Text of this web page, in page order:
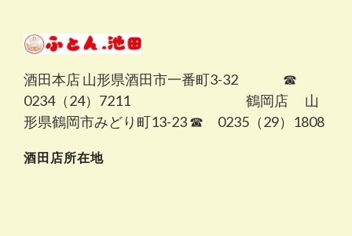
酒田本店 山形県酒田市一番町3-32 ☎
0234（24）7211 鶴岡店 山
形県鶴岡市みどり町13-23 ☎ 0235（29）1808
酒田店所在地